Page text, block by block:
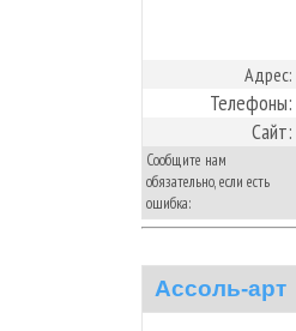
Адрес:
Телефоны:
Сайт:
Сообщите нам
обязательно, если есть
ошибка:
Ассоль-арт